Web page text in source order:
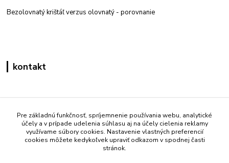
Bezolovnatý krištáľ verzus olovnatý - porovnanie
kontakt
+421 908 861 051
(Po - Pia 7:30-15:30)
info@mati.sk
Pre základnú funkčnosť, spríjemnenie používania webu, analytické
účely a v prípade udelenia súhlasu aj na účely cielenia reklamy
využívame súbory cookies. Nastavenie vlastných preferencií
cookies môžete kedykoľvek upraviť odkazom v spodnej časti
stránok.